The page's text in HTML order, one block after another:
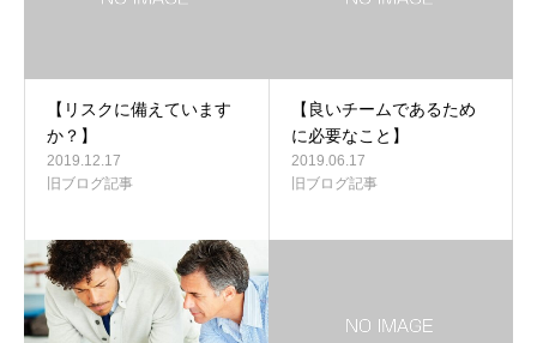
【リスクに備えています
か？】
2019.12.17
旧ブログ記事
【良いチームであるため
に必要なこと】
2019.06.17
旧ブログ記事